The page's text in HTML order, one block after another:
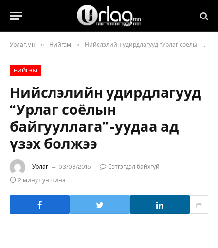
Урлаг.мн » Нийгэм » Нийслэлийн удирдлагууд “Урлаг соёлын байгууллага”-уудаа ад үзэх болжээ
НИЙГЭМ
Нийслэлийн удирдлагууд
“Урлаг соёлын
байгууллага”-уудаа ад
үзэх болжээ
Урлаг 03/03/2015
Сэтгэгдэл байхгүй
2 минут уншина